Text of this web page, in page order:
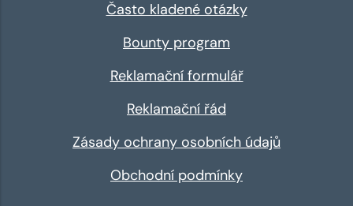
Často kladené otázky
Bounty program
Reklamační formulář
Reklamační řád
Zásady ochrany osobních údajů
Obchodní podmínky